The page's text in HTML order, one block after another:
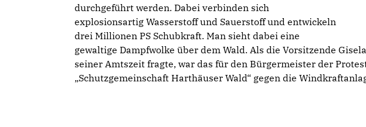
durchgeführt werden. Dabei verbinden sich
explosionsartig Wasserstoff und Sauerstoff und entwickeln
drei Millionen PS Schubkraft. Man sieht dabei eine
gewaltige Dampfwolke über dem Wald. Als die Vorsitzende
seiner Amtszeit fragte, war das für den Bürgermeister der
Schutzgemeinschaft Harthäuser Wald“ gegen die